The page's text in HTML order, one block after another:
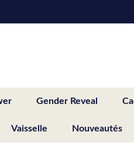
Gender Reveal
Vaisselle Nouveautés